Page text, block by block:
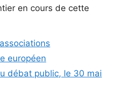
en cours de cette
européen
débat public, le 30 mai